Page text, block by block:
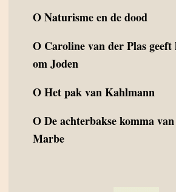
ONaturisme en de dood
O Caroline van der Plas
om Joden
OHet pak van Kahlmann
ODe achterbakse komma
Marbe